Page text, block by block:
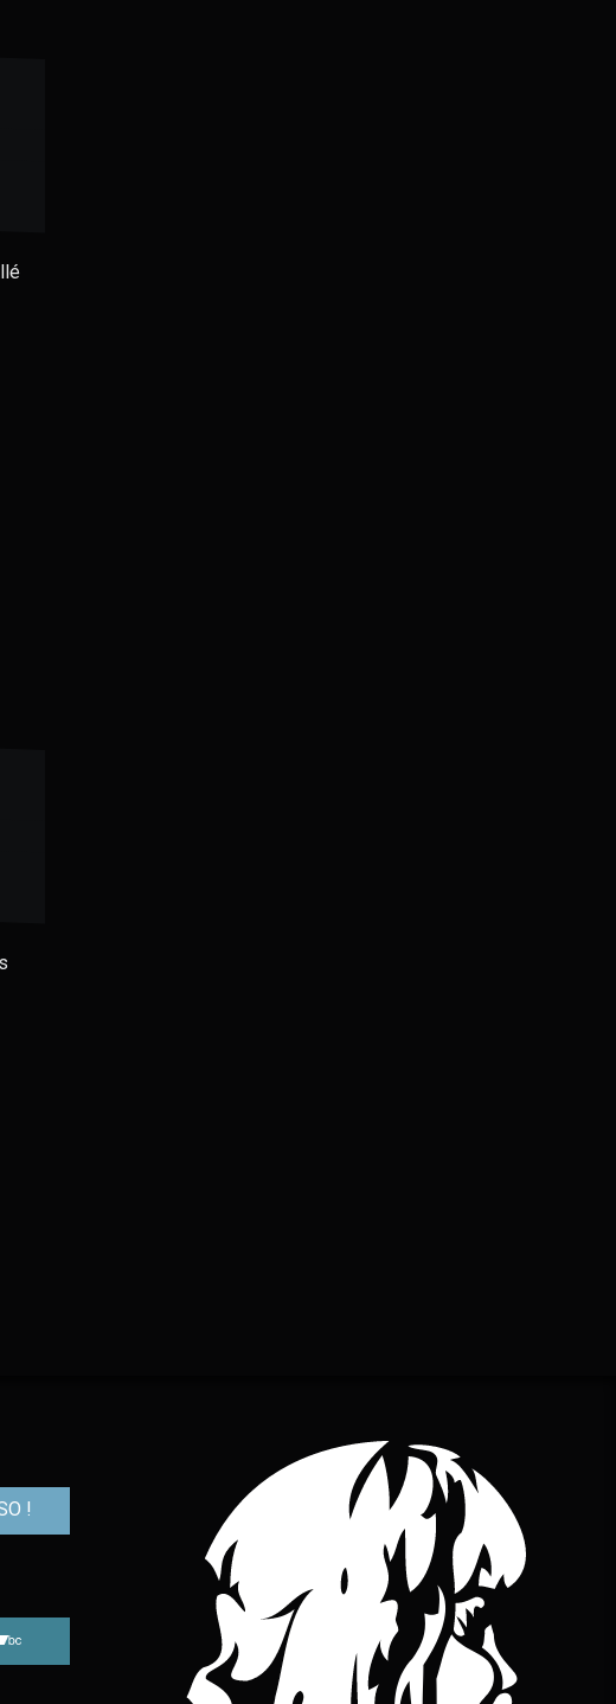
!
sur YouTube
L'Embobineuse sur Bandcamp